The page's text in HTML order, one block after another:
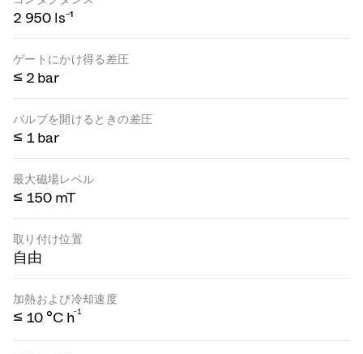
2 950 ls⁻¹
ゲートにかけ得る差圧
≤ 2 bar
バルブを開けるときの差圧
≤ 1 bar
最大磁場レベル
≤ 150 mT
取り付け位置
自由
加熱および冷却速度
≤ 10 °C h-1